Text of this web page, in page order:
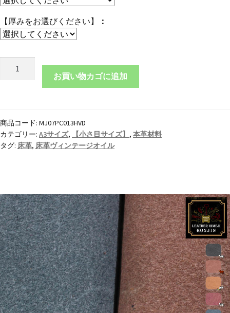
【厚みをお選びください】
ズ
床
ン
テ
ー
ジ
オ
イ
ル
【オ
ー
ダ
お買い物カゴに追加
商品コード: MJ07PC013HVD
カテゴリー: A3サイズ, 【小さ目サイズ】 , 本革材料
タグ: 床革, 床革ヴィンテージオイル